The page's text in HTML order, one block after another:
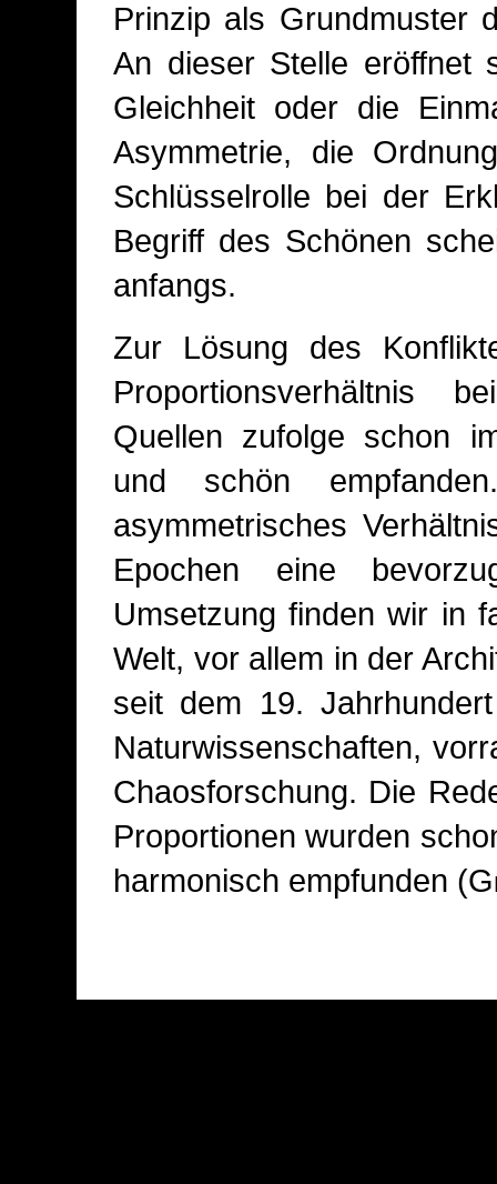
Prinzip als Grundmuster
An dieser Stelle eröffnet
Gleichheit oder die
Asymmetrie, die
Schlüsselrolle bei der
Begriff des Schönen
anfangs.
Zur Lösung des
Proportionsverhältnis
Quellen zufolge schon
und schön
asymmetrisches
Epochen eine
Umsetzung finden wir in
Welt, vor allem in der
seit dem 19.
Naturwissenschaften,
Chaosforschung. Die
Proportionen wurden
harmonisch empfunden (